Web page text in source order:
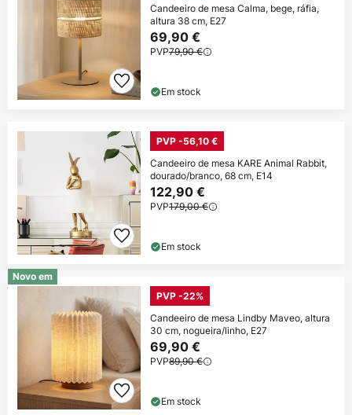
Candeeiro de mesa Calma, bege, ráfia,
altura 38 cm, E27
69,90 €
PVP79,90 €
Em stock
PVP -56,10 €
Candeeiro de mesa KARE Animal Rabbit,
dourado/branco, 68 cm, E14
122,90 €
PVP179,00 €
Em stock
Novo em
PVP -22%
Candeeiro de mesa Lindby Maveo, altura
30 cm, nogueira/linho, E27
69,90 €
PVP89,90 €
Em stock